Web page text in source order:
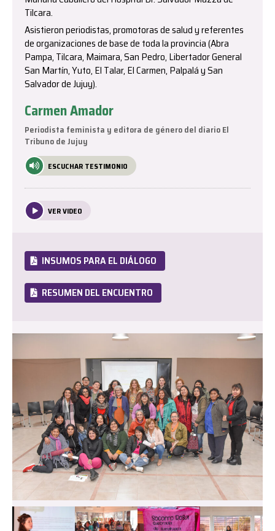
Tilcara.
Asistieron periodistas, promotoras de salud y referentes
de organizaciones de base de toda la provincia (Abra
Pampa, Tilcara, Maimara, San Pedro, Libertador General
San Martín, Yuto, El Talar, El Carmen, Palpalá y San
Salvador de Jujuy).
Carmen Amador
Periodista feminista y editora de género del diario El
Tribuno de Jujuy
ESCUCHAR TESTIMONIO
VER VIDEO
INSUMOS PARA EL DIÁLOGO
RESUMEN DEL ENCUENTRO